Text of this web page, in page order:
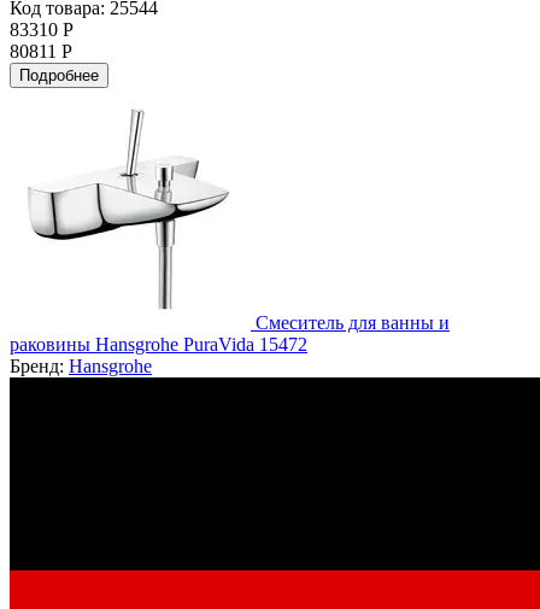
Код товара: 25544
83310 Р
80811 Р
Подробнее
Смеситель для ванны и
раковины Hansgrohe PuraVida 15472
Бренд: Hansgrohe